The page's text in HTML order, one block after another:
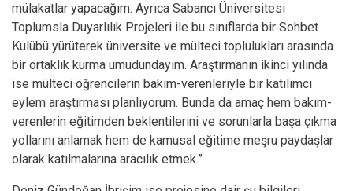
mülakatlar yapacağım. Ayrıca Sabancı Üniversitesi
Toplumsla Duyarlılık Projeleri ile bu sınıflarda bir Sohbet
Kulübü yürüterek üniversite ve mülteci toplulukları arasında
bir ortaklık kurma umudundayım. Araştırmanın ikinci yılında
ise mülteci öğrencilerin bakım-verenleriyle bir katılımcı
eylem araştırması planlıyorum. Bunda da amaç hem bakım-
verenlerin eğitimden beklentilerini ve sorunlarla başa çıkma
yollarını anlamak hem de kamusal eğitime meşru paydaşlar
olarak katılmalarına aracılık etmek.”